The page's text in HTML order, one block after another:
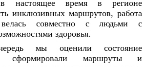
настоящее время в регионе
инклюзивных маршрутов, работа
совместно с людьми с
здоровья.
мы оценили состояние
сформировали маршруты и